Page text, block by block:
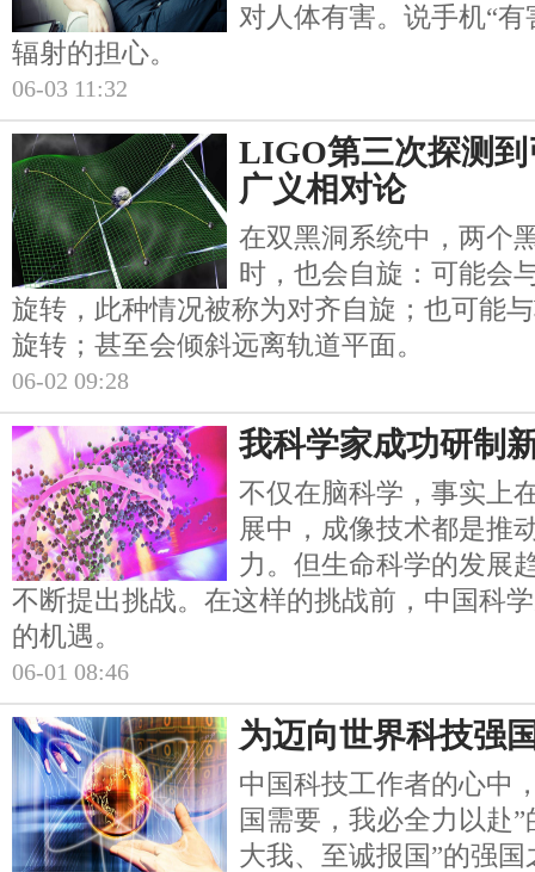
对人体有害。说手机“
辐射的担心。
06-03 11:32
LIGO第三次探测
广义相对论
在双黑洞系统中，两个
时，也会自旋：可能会
旋转，此种情况被称为对齐自旋；也可能
旋转；甚至会倾斜远离轨道平面。
06-02 09:28
我科学家成功研制
不仅在脑科学，事实上
展中，成像技术都是推
力。但生命科学的发展
不断提出挑战。在这样的挑战前，中国科
的机遇。
06-01 08:46
为迈向世界科技强
中国科技工作者的心中
国需要，我必全力以赴
大我、至诚报国”的强